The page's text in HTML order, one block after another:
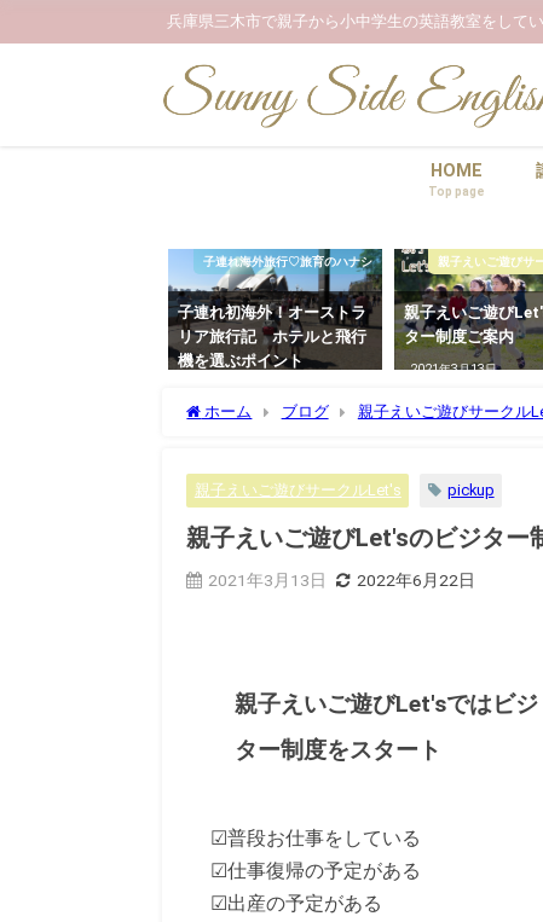
兵庫県三木市で親子から小中学生の英語教室をして
HOME
Top page
子連れ海外旅行♡旅育のハナシ
子連れ初海外！オーストラ
リア旅行記 ホテルと飛行
機を選ぶポイント
親子えいご遊びサ
親子えいご遊び
ター制度ご案内
2021年3月13日
ホーム ブログ 親子えいご遊びサークル
親子えいご遊びサークルLet's pickup
親子えいご遊びLet'sのビジター
2021年3月13日 2022年6月22日
親子えいご遊びLet'sではビジ
ター制度をスタート
☑普段お仕事をしている
☑仕事復帰の予定がある
☑出産の予定がある